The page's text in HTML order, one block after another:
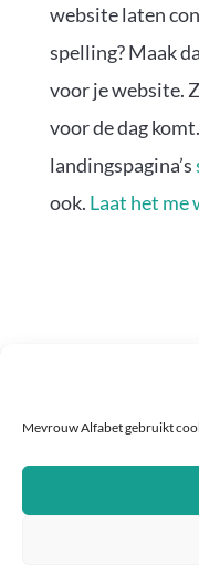
Mevrouw Alfabet gebruikt
website laten
spelling? Maak
voor je website.
voor de dag
landingspagina’s
ook. Laat het me